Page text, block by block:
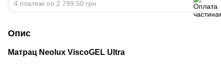
4 платежі по 2 799.50 грн
Опис
Матрац Neolux ViscoGEL Ultra